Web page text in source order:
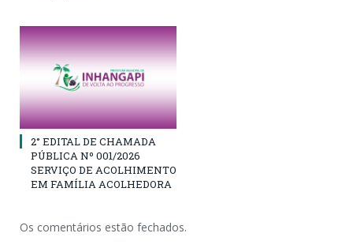
2° EDITAL DE CHAMADA
PÚBLICA Nº 001/2026
SERVIÇO DE ACOLHIMENTO
EM FAMÍLIA ACOLHEDORA
Os comentários estão fechados.